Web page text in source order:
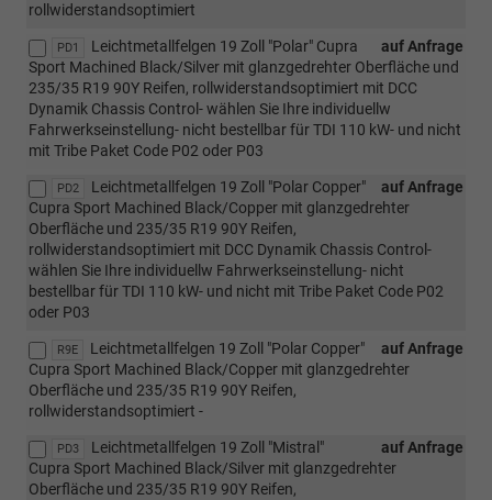
rollwiderstandsoptimiert
PD1 auf Anfrage
Leichtmetallfelgen 19 Zoll "Polar" Cupra
Sport Machined Black/Silver mit glanzgedrehter Oberfläche und
235/35 R19 90Y Reifen, rollwiderstandsoptimiert mit DCC
Dynamik Chassis Control- wählen Sie Ihre individuellw
Fahrwerkseinstellung- nicht bestellbar für TDI 110 kW- und nicht
mit Tribe Paket Code P02 oder P03
PD2 auf Anfrage
Leichtmetallfelgen 19 Zoll "Polar Copper"
Cupra Sport Machined Black/Copper mit glanzgedrehter
Oberfläche und 235/35 R19 90Y Reifen,
rollwiderstandsoptimiert mit DCC Dynamik Chassis Control-
wählen Sie Ihre individuellw Fahrwerkseinstellung- nicht
bestellbar für TDI 110 kW- und nicht mit Tribe Paket Code P02
oder P03
R9E auf Anfrage
Leichtmetallfelgen 19 Zoll "Polar Copper"
Cupra Sport Machined Black/Copper mit glanzgedrehter
Oberfläche und 235/35 R19 90Y Reifen,
rollwiderstandsoptimiert -
PD3 auf Anfrage
Leichtmetallfelgen 19 Zoll "Mistral"
Cupra Sport Machined Black/Silver mit glanzgedrehter
Oberfläche und 235/35 R19 90Y Reifen,